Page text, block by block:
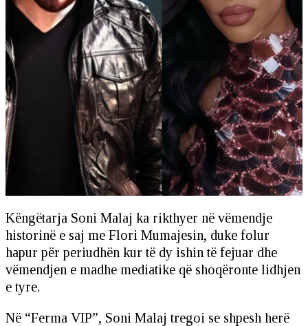
Këngëtarja Soni Malaj ka rikthyer në vëmendje
historinë e saj me Flori Mumajesin, duke folur
hapur për periudhën kur të dy ishin të fejuar dhe
vëmendjen e madhe mediatike që shoqëronte lidhjen
e tyre.
Në “Ferma VIP”, Soni Malaj tregoi se shpesh herë